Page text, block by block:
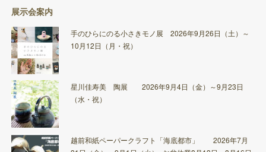
展示会案内
手のひらにのる小さきモノ展 2026年9月26日（土）～
10月12日（月・祝）
星川佳寿美 陶展 2026年9月4日（金）～9月23日
（水・祝）
越前和紙ペーパークラフト「海底都市」 2026年7月